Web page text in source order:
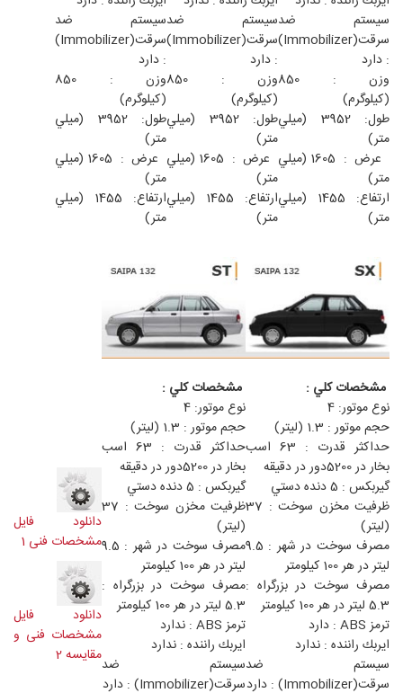
سيستم ضد
سرقت(Immobilizer)
: دارد
وزن : 850
(كيلوگرم)
طول: 3952 (ميلي
متر)
عرض : 1605 (ميلي
متر)
ارتفاع: 1455 (ميلي
متر)
سيستم ضد
سرقت(Immobilizer)
: دارد
وزن : 850
(كيلوگرم)
طول: 3952 (ميلي
متر)
عرض : 1605 (ميلي
متر)
ارتفاع: 1455 (ميلي
متر)
سيستم ضد
سرقت(Immobilizer)
: دارد
وزن : 850
(كيلوگرم)
طول: 3952 (ميلي
متر)
عرض : 1605 (ميلي
متر)
ارتفاع: 1455 (ميلي
متر)
مشخصات كلي :
نوع موتور: 4
حجم موتور : 1.3 (ليتر)
حداكثر قدرت : 63 اسب
بخار در 5200دور در دقيقه
گيربكس : 5 دنده دستي
ظرفيت مخزن سوخت : 37
(ليتر)
مصرف سوخت در شهر : 9.5
ليتر در هر 100 كيلومتر
مصرف سوخت در بزرگراه :
5.3 ليتر در هر 100 كيلومتر
ترمز ABS : دارد
ايربك راننده : ندارد
سيستم ضد
سرقت(Immobilizer) : دارد
مشخصات كلي :
نوع موتور: 4
حجم موتور : 1.3 (ليتر)
حداكثر قدرت : 63 اسب
بخار در 5200دور در دقيقه
گيربكس : 5 دنده دستي
ظرفيت مخزن سوخت : 37
(ليتر)
مصرف سوخت در شهر : 9.5
ليتر در هر 100 كيلومتر
مصرف سوخت در بزرگراه :
5.3 ليتر در هر 100 كيلومتر
ترمز ABS : ندارد
ايربك راننده : ندارد
سيستم ضد
سرقت(Immobilizer) : دارد
دانلود فایل
مشخصات فنی 1
دانلود فایل
مشخصات فنی و
مقایسه 2